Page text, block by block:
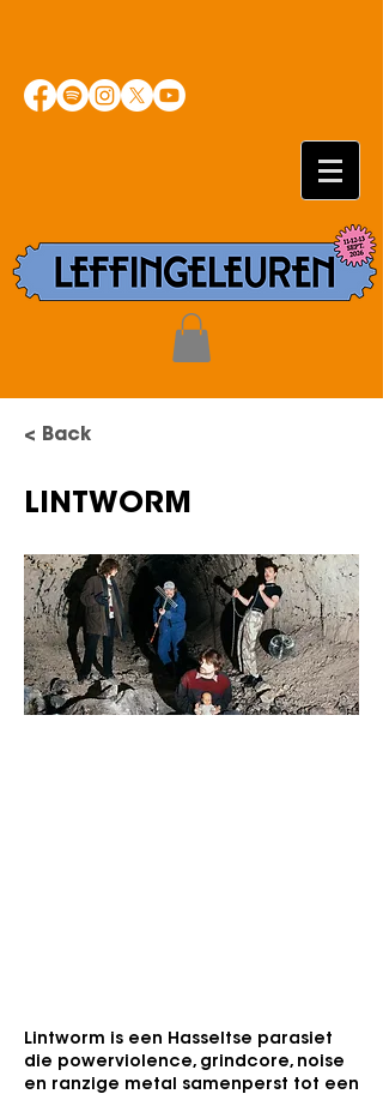
< Back
LINTWORM
Lintworm is een Hasseltse parasiet
die powerviolence, grindcore, noise
en ranzige metal samenperst tot een